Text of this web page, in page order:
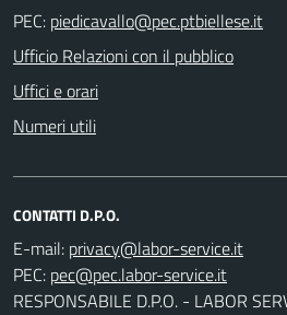
PEC:
Ufficio Relazioni con il pubblico
Uffici e orari
Numeri utili
CONTATTI D.P.O.
E-mail:
PEC:
RESPONSABILE D.P.O. - LABOR